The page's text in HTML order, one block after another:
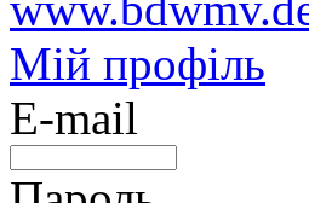
Мій профіль
E-mail